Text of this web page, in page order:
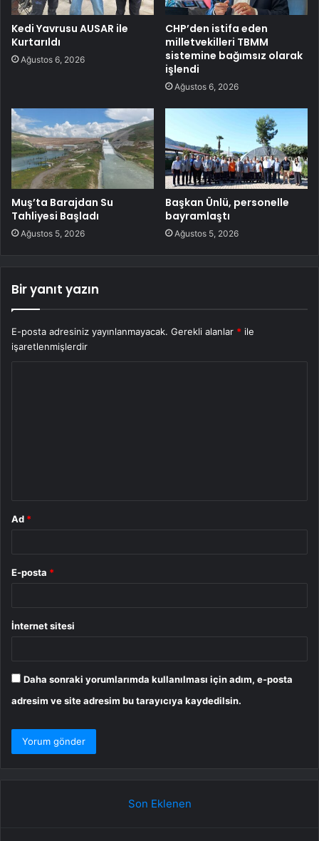
Kedi Yavrusu AUSAR ile
Kurtarıldı
Ağustos 6, 2026
CHP’den istifa eden
milletvekilleri TBMM
sistemine bağımsız olarak
işlendi
Ağustos 6, 2026
Muş’ta Barajdan Su
Tahliyesi Başladı
Ağustos 5, 2026
Başkan Ünlü, personelle
bayramlaştı
Ağustos 5, 2026
Bir yanıt yazın
E-posta adresiniz yayınlanmayacak. Gerekli alanlar * ile
işaretlenmişlerdir
Ad *
E-posta *
İnternet sitesi
Daha sonraki yorumlarımda kullanılması için adım, e-posta
adresim ve site adresim bu tarayıcıya kaydedilsin.
Son Eklenen